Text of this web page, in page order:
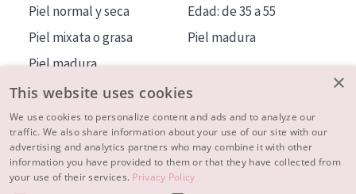
Piel normal y seca
Piel mixata o grasa
Piel madura
Piel expuesta al sol
Piel menopáusica
Edad: de 35 a 55
Piel madura
MÁS SOBRE NOSOTROS
INSPIRACIÓN
×
This website uses cookies
We use cookies to personalize content and ads and to analyze our
traffic. We also share information about your use of our site with our
advertising and analytics partners who may combine it with other
information you have provided to them or that they have collected from
your use of their services. Privacy Policy